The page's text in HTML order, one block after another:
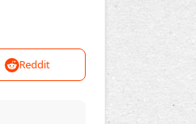
Reddit